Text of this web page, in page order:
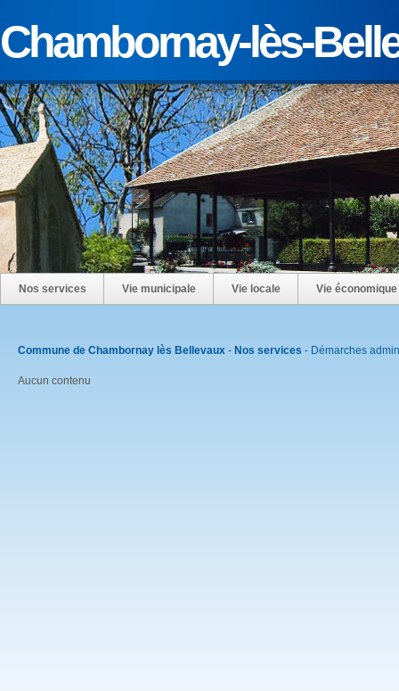
Chambornay-lès-
Nos services Vie municipale Vie locale Vie économique
Commune de Chambornay lès Bellevaux - Nos services - Démarches
Aucun contenu